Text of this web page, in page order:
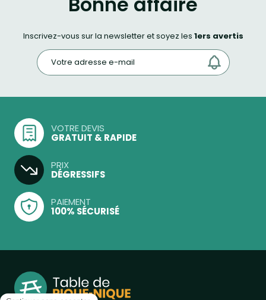
Inscrivez-vous sur la newsletter et soyez les 1ers avertis
VOTRE DEVIS
GRATUIT & RAPIDE
PRIX
DÉGRESSIFS
PAIEMENT
100% SÉCURISÉ